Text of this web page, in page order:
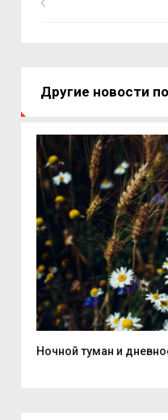
Другие новости
Ночной туман и